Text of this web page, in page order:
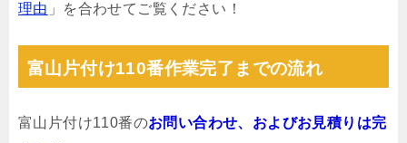
理由 」を合わせてご覧ください！
富山片付け110番作業完了までの流れ
富山片付け110番のお問い合わせ、およびお見積りは完